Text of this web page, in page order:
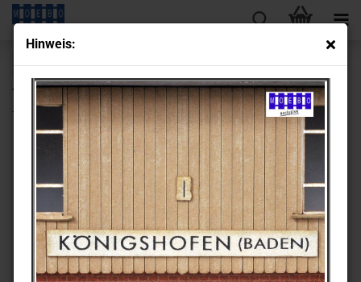
Hin­weis:
« Erster « zurück weiter »
Letzter »
430
Artikel in dieser Kategorie
TT- 900264 Ein­stell­raum f. KFZ der Deut­schen Reichs­bahn